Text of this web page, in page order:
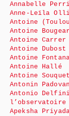
Annabelle
Anne-Leïla
Antoine
Antoine
Antoine Carrer
Antoine Dubost
Antoine
Antoine Hallé
Antoine Souquet
Antonin
Antonio
Apeksha